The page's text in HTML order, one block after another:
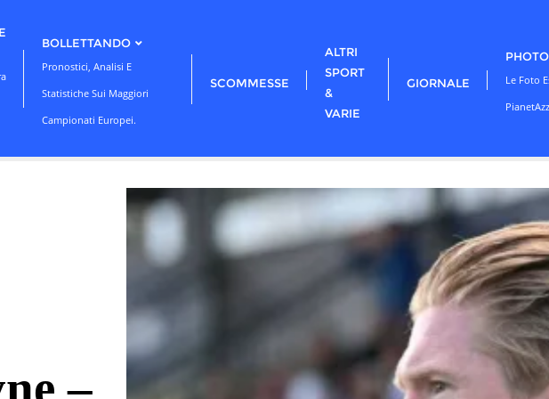
BOLLETTANDO
Pronostici, Analisi E
Statistiche Sui Maggiori
Campionati Europei.
SCOMMESSE
ALTRI
SPORT
&
VARIE
GIORNALE
Le Foto
–